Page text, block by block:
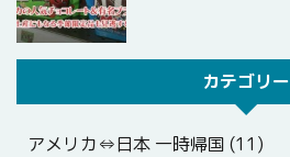
カテゴリー
アメリカ⇔日本 一時帰国 (11)